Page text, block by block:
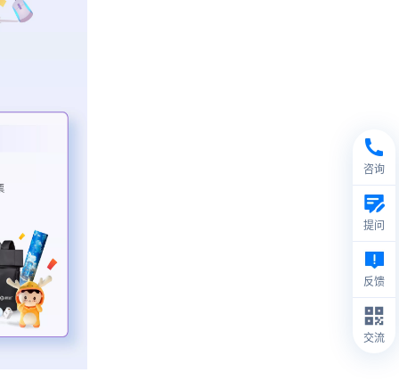
咨询
提问
反馈
交流